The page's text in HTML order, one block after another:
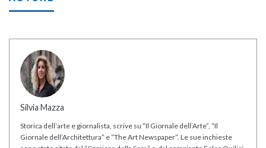
Silvia Mazza
Storica dell’arte e giornalista, scrive su “Il Giornale dell’Arte”, “Il
Giornale dell’Architettura” e “The Art Newspaper”. Le sue inchieste